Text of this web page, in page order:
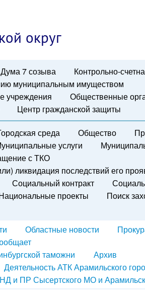
округ
Дума 7 созыва
Контрольно-
муниципальным имуществом
учреждения Общественные
Центр гражданской защиты
среда Общество
услуги
с ТКО
ликвидация последствий его
Социальный контракт
проекты Поиск
Областные новости
таможни
Архив
Деятельность АТК Арамильского
и ПР Сысертского МО и